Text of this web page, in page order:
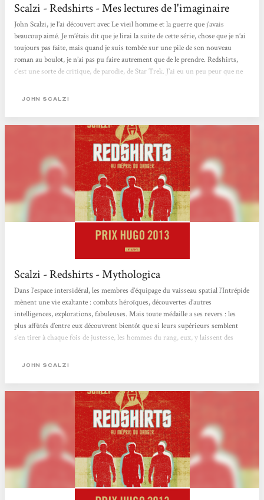
Scalzi - Redshirts - Mes lectures de l'imaginaire
John Scalzi, je l’ai découvert avec Le vieil homme et la guerre que j’avais
beaucoup aimé. Je m’étais dit que je lirai la suite de cette série, chose que je n’ai
toujours pas faite, mais quand je suis tombée sur une pile de son nouveau
roman au boulot, je n’ai pas pu faire autrement que de le prendre. Redshirts,
c’est une sorte de critique, de parodie, de Star Trek. J’ai eu un peu peur que ne
en fait non. Alors il est fort probable que je n’ai pas capté certains clins d’œil ou
JOHN SCALZI
Scalzi - Redshirts - Mythologica
Dans l’espace intersidéral, les membres d’équipage du vaisseau spatial l’Intrépide
mènent une vie exaltante : combats héroïques, découvertes d’autres
intelligences, explorations, fabuleuses. Mais toute médaille a ses revers : les
plus affûtés d’entre eux découvrent bientôt que si leurs supérieurs semblent
s’en tirer à chaque fois de justesse, les hommes du rang, eux, y laissent des
taux de rotation des nouvelles recrues, venues remplacer leurs camarades
JOHN SCALZI